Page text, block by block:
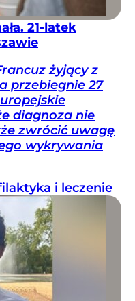
21-latek
żyjący z
przebiegnie 27
diagnoza nie
zwrócić uwagę
wykrywania
i leczenie